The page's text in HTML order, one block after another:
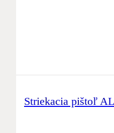
Striekacia pištoľ